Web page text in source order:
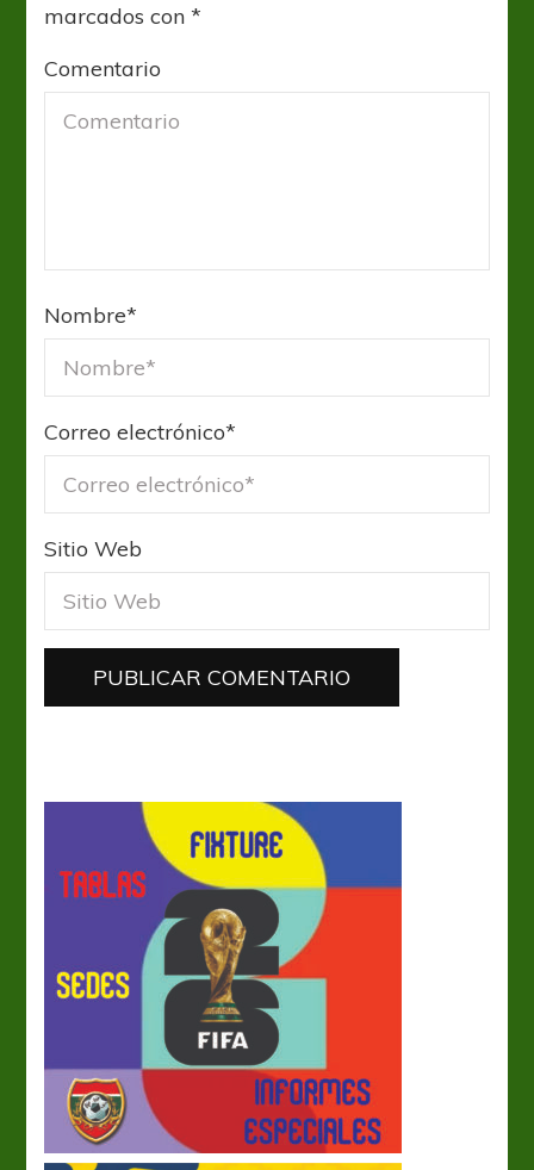
marcados con*
Comentario
Nombre*
Correo electrónico*
Sitio Web